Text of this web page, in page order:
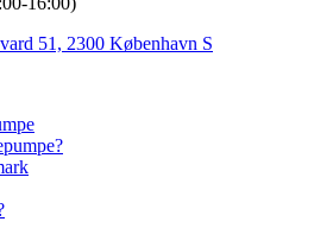
51, 2300 København S